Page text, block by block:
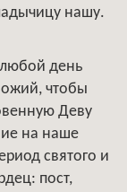
нашу.
день
чтобы
Деву
на наше
святого и
пост,